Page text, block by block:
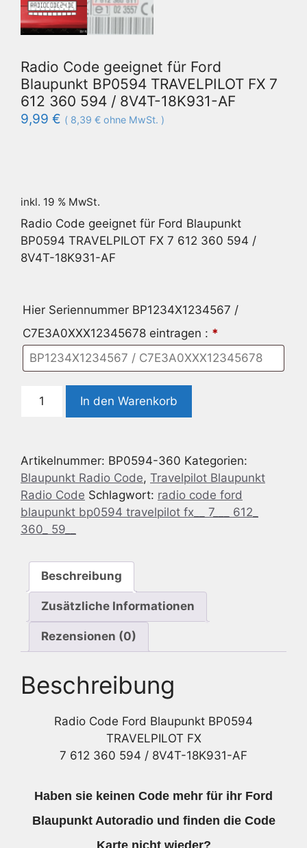
Radio Code geeignet für Ford
Blaupunkt BP0594 TRAVELPILOT FX 7
612 360 594 / 8V4T-18K931-AF
9,99 € ( 8,39 € ohne MwSt. )
inkl. 19 % MwSt.
Radio Code geeignet für Ford Blaupunkt
BP0594 TRAVELPILOT FX 7 612 360 594 /
8V4T-18K931-AF
Hier Seriennummer BP1234X1234567 /
C7E3A0XXX12345678 eintragen : *
Code
Ford
Blaupunkt
BP0594
TRAVELPILOT
FX
612
360
8V4T-
18K931-
Menge
In den Warenkorb
Artikelnummer: BP0594-360 Kategorien:
Blaupunkt Radio Code, Travelpilot Blaupunkt
Radio Code Schlagwort: radio code ford
blaupunkt bp0594 travelpilot fx__ 7___ 612_
360_ 59__
Beschreibung
Zusätzliche Informationen
Rezensionen (0)
Beschreibung
Radio Code Ford Blaupunkt BP0594
TRAVELPILOT FX
7 612 360 594 / 8V4T-18K931-AF
Haben sie keinen Code mehr für ihr Ford
Blaupunkt Autoradio und finden die Code
Karte nicht wieder?